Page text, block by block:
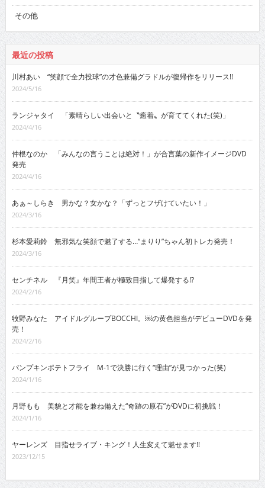
その他
最近の投稿
川村あい “笑顔で全力投球”の才色兼備グラドルが復帰作をリリース!!
2024/5/16
ランジャタイ 「素晴らしい出会いと〝癒着〟が育ててくれた(笑)」
2024/4/16
仲根なのか 「みんなの言うことは絶対！」が合言葉の新作イメージDVD
発売
2024/4/16
あぁ～しらき 男かな？女かな？「ずっとフザけていたい！」
2024/3/16
杉本愛莉鈴 無邪気な笑顔で魅了する…“まりり”ちゃん初トレカ発売！
2024/3/16
センチネル 『月笑』年間王者が極致目指して爆発する!?
2024/2/16
牧野みなた アイドルグループBOCCHI。￼の黄色担当がデビューDVDを発
売！
2024/2/16
パンプキンポテトフライ M-1で決勝に行く“理由”が見つかった(笑)
2024/1/16
月野もも 美貌と才能を兼ね備えた“奇跡の原石”がDVDに初挑戦！
2024/1/16
ヤーレンズ 目指せライブ・キング！人生変えて魅せます!!
2023/12/15